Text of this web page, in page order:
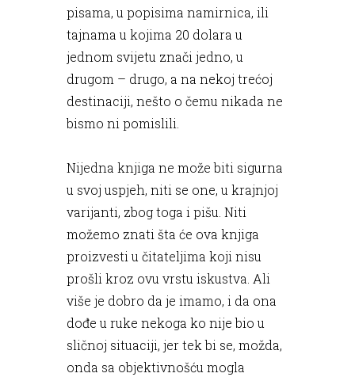
pisama, u popisima namirnica, ili
tajnama u kojima 20 dolara u
jednom svijetu znači jedno, u
drugom – drugo, a na nekoj trećoj
destinaciji, nešto o čemu nikada ne
bismo ni pomislili.
Nijedna knjiga ne može biti sigurna
u svoj uspjeh, niti se one, u krajnjoj
varijanti, zbog toga i pišu. Niti
možemo znati šta će ova knjiga
proizvesti u čitateljima koji nisu
prošli kroz ovu vrstu iskustva. Ali
više je dobro da je imamo, i da ona
dođe u ruke nekoga ko nije bio u
sličnoj situaciji, jer tek bi se, možda,
onda sa objektivnošću mogla